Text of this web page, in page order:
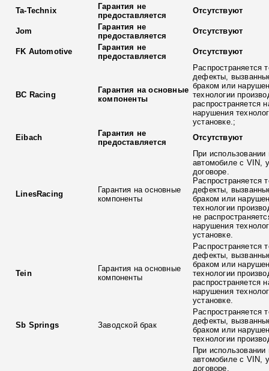
Ta-Technix
Гарантия не
предоставляется
Отсутствуют
Jom
Гарантия не
предоставляется
Отсутствуют
FK Automotive
Гарантия не
предоставляется
Отсутствуют
BC Racing
Гарантия на основные
компоненты
Распространяется
дефекты,
браком или
технологии
распространяется
нарушения
установке.;
Eibach
Гарантия не
предоставляется
Отсутствуют
LinesRacing
Гарантия на основные
компоненты
При использовании
автомобиле с VIN,
договоре.
Распространяется
дефекты,
браком или
технологии
не
нарушения
установке.
Tein
Гарантия на основные
компоненты
Распространяется
дефекты,
браком или
технологии
распространяется
нарушения
установке.
Sb Springs Заводской брак
Распространяется
дефекты,
браком или
технологии
При использовании
автомобиле с VIN,
договоре.